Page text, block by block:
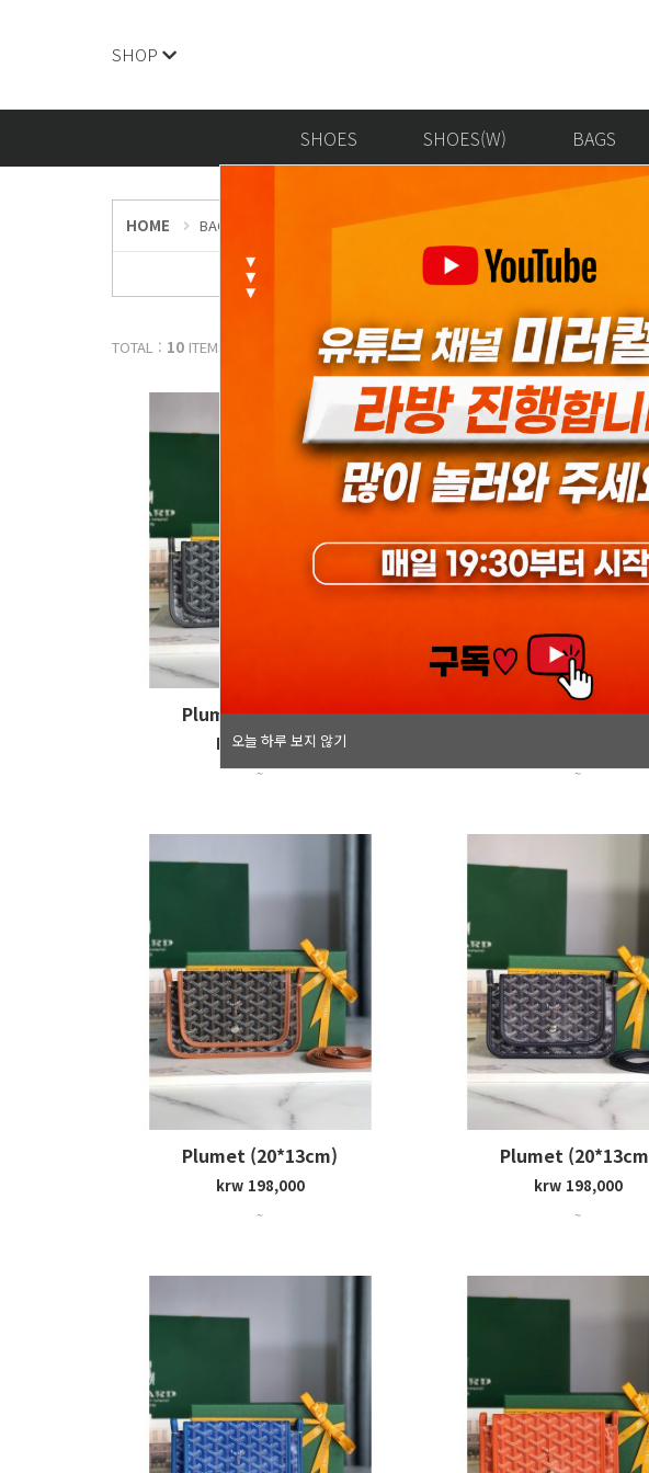
오늘 하루 보지 않기
오늘 하루 보지 않기
SHOP
SHOES SHOES(W) BAGS
HOME BAGS 고야드 / Goyard Plumet
TOTAL : 10 ITEMS
Plumet (20*13cm)
krw 198,000
~
Plumet
~
Plumet (20*13cm)
krw 198,000
~
Plumet
krw 198,000
~